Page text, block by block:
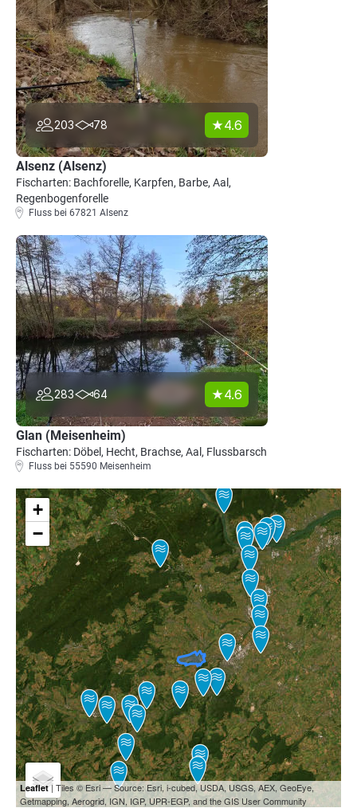
203 78 4.6
Alsenz (Alsenz)
Fischarten: Bachforelle, Karpfen, Barbe, Aal,
Regenbogenforelle
Fluss bei 67821 Alsenz
283 64 4.6
Glan (Meisenheim)
Fischarten: Döbel, Hecht, Brachse, Aal, Flussbarsch
Fluss bei 55590 Meisenheim
+
−
Leaflet| Tiles © Esri — Source: Esri, i-cubed, USDA, USGS, AEX, GeoEye,
Getmapping, Aerogrid, IGN, IGP, UPR-EGP, and the GIS User Community